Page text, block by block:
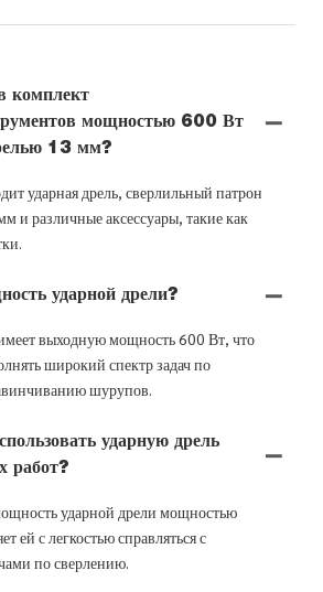
комплект
мощностью 600 Вт
13 мм?
ударная дрель, сверлильный патрон
и различные аксессуары, такие как
ударной дрели?
выходную мощность 600 Вт, что
широкий спектр задач по
шурупов.
ударную дрель
работ?
ударной дрели мощностью
ей с легкостью справляться с
по сверлению.